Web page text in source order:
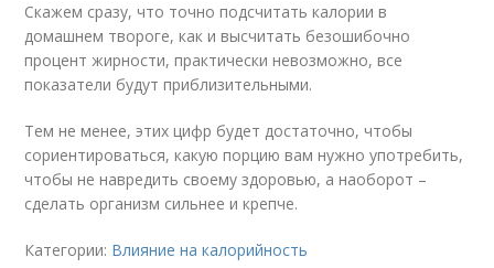
Скажем сразу, что точно подсчитать калории в
домашнем твороге, как и высчитать безошибочно
процент жирности, практически невозможно, все
показатели будут приблизительными.
Тем не менее, этих цифр будет достаточно, чтобы
сориентироваться, какую порцию вам нужно употребить,
чтобы не навредить своему здоровью, а наоборот –
сделать организм сильнее и крепче.
Категории: Влияние на калорийность